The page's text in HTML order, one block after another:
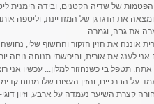
של שדיה הקטנים, ובידה הימנית
את הדגדגן של המזדיינת, וליטפה אותו
את גבה, וגמרה.
אוננה את הזין הזקור והחשוף שלי,
לענג את אורית, וחיפשתי תנוחה נוחה
תטפל בי כשנחזור למלון... עכשיו אני
על הברכיים, והזין העצום שלו מתוח
קצרת השיער נעמדה על ארבע, וזיון